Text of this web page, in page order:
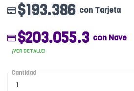
$193.386 con Tarjeta
$203.055.3 con Nave
¡VER DETALLE!
Cantidad